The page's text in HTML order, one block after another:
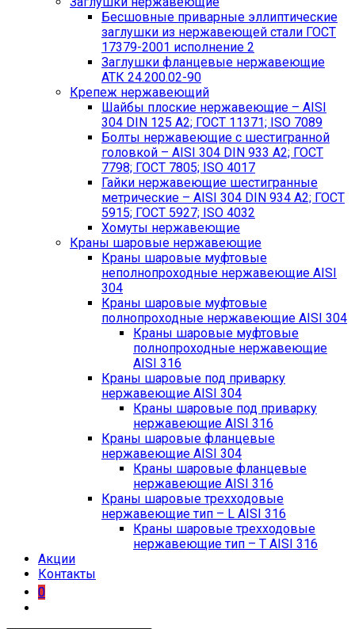
Бесшовные приварные эллиптические
заглушки из нержавеющей стали ГОСТ
17379-2001 исполнение 2
Заглушки фланцевые нержавеющие
АТК 24.200.02-90
Крепеж нержавеющий
Шайбы плоские нержавеющие – AISI
304 DIN 125 A2; ГОСТ 11371; ISO 7089
Болты нержавеющие с шестигранной
головкой – AISI 304 DIN 933 A2; ГОСТ
7798; ГОСТ 7805; ISO 4017
Гайки нержавеющие шестигранные
метрические – AISI 304 DIN 934 А2; ГОСТ
5915; ГОСТ 5927; ISO 4032
Хомуты нержавеющие
Краны шаровые нержавеющие
Краны шаровые муфтовые
неполнопроходные нержавеющие AISI
304
Краны шаровые муфтовые
полнопроходные нержавеющие AISI 304
Краны шаровые муфтовые
полнопроходные нержавеющие
AISI 316
Краны шаровые под приварку
нержавеющие AISI 304
Краны шаровые под приварку
нержавеющие AISI 316
Краны шаровые фланцевые
нержавеющие AISI 304
Краны шаровые фланцевые
нержавеющие AISI 316
Краны шаровые трехходовые
нержавеющие тип – L AISI 316
Краны шаровые трехходовые
нержавеющие тип – T AISI 316
Акции
Контакты
0